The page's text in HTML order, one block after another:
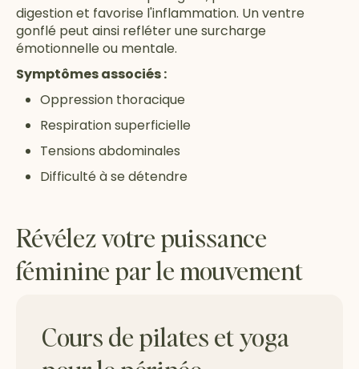
digestion et favorise l'inflammation. Un ventre
gonflé peut ainsi refléter une surcharge
émotionnelle ou mentale.
Symptômes associés :
Oppression thoracique
Respiration superficielle
Tensions abdominales
Difficulté à se détendre
Révélez votre puissance
féminine par le mouvement
Cours de pilates et yoga